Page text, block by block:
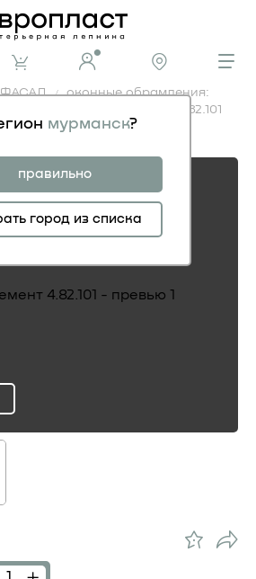
мурманск?
правильно
город из списка
ФАСАД
оконные обрамления:
подоконный элемент 4.82.101
элемент 4.82.101